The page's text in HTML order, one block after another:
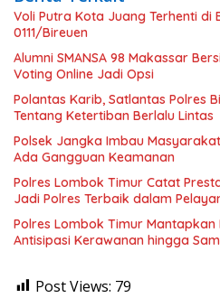
Voli Putra Kota Juang Terhenti di
0111/Bireuen
Alumni SMANSA 98 Makassar
Voting Online Jadi Opsi
Polantas Karib, Satlantas Polres
Tentang Ketertiban Berlalu Lintas
Polsek Jangka Imbau
Ada Gangguan Keamanan
Polres Lombok Timur Catat
Jadi Polres Terbaik dalam
Polres Lombok Timur Mantapkan
Antisipasi Kerawanan hingga
Post Views: 79